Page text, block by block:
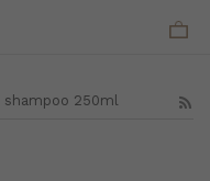
250ml